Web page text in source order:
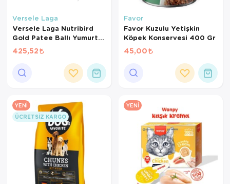
Versele Laga
Versele Laga Nutribird
Gold Patee Ballı Yumurtalı
Kanarya Maması (1 KG
BÖLÜNMÜŞ)
425,52
Favor
Favor Kuzulu Yetişkin
Köpek Konservesi 400 Gr
45,00
YENI
ÜCRETSIZ KARGO
YENI